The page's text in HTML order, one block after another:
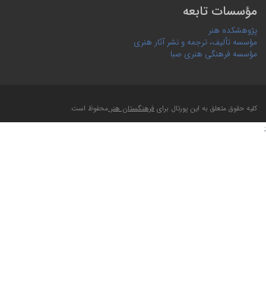
مؤسسات تابعه
پژوهشکده هنر
مؤسسه تألیف، ترجمه و نشر آثار هنری
مؤسسه فرهنگی هنری صبا
کلیه حقوق متعلق به این پورتال برایفرهنگستان هنرمحفوظ است.